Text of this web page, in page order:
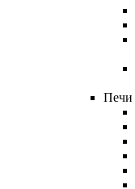
Печи